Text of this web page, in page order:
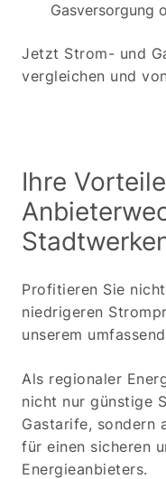
Gasversorgung
Jetzt Strom- und
vergleichen und
Ihre
Profitieren Sie
niedrigeren
unserem
Als regionaler
nicht nur günstige
Gastarife, sondern
für einen sicheren
Energieanbieters.